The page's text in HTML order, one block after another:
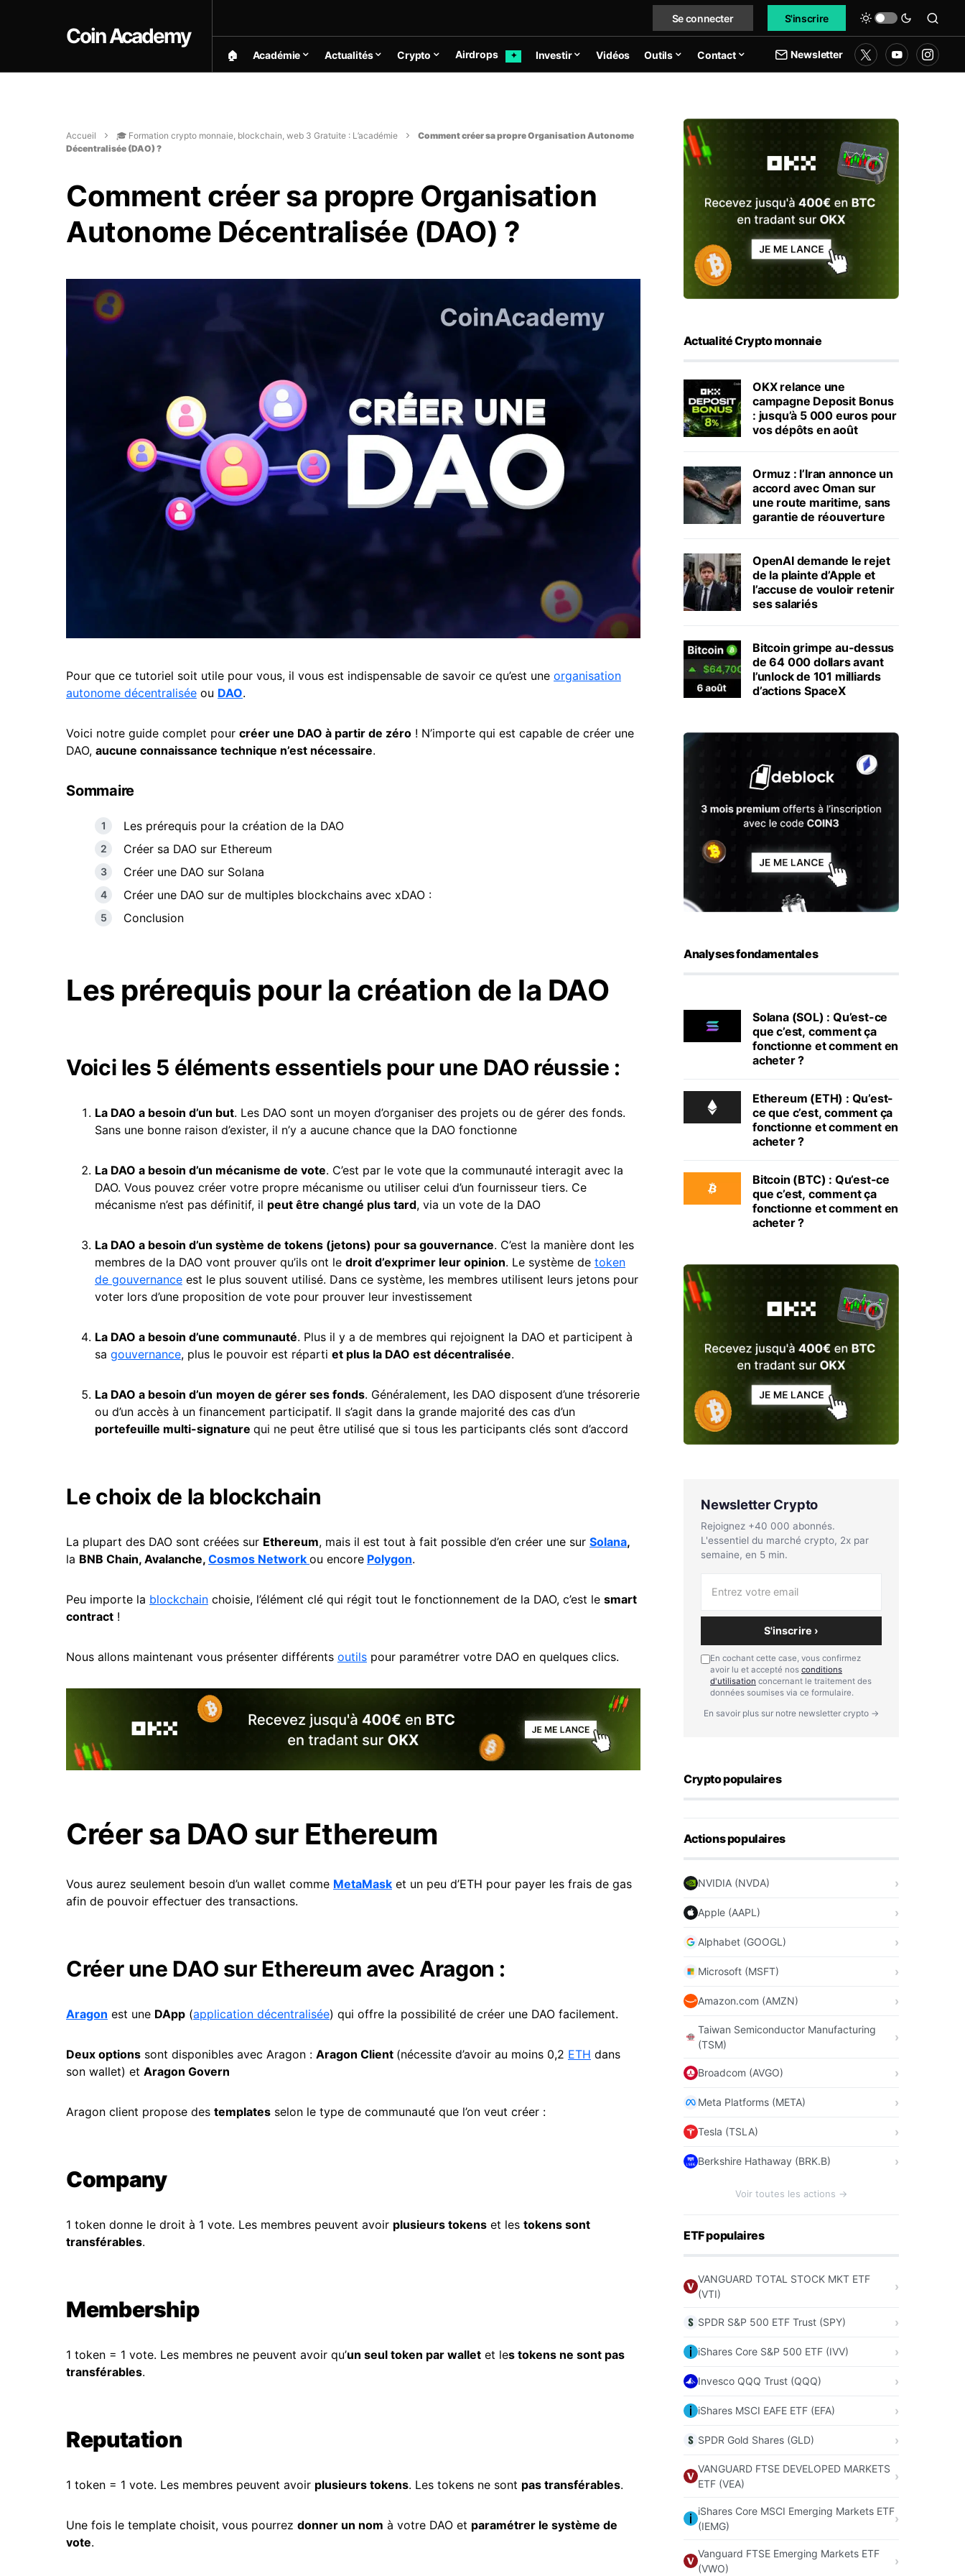
Coin Academy
Se connecter S'inscrire
🏠︎ Académie Actualités Crypto Airdrops ✦ Investir Vidéos Outils Contact Newsletter
Accueil 🎓 Formation crypto monnaie, blockchain, web 3 Gratuite : L’académie
Comment créer sa propre Organisation Autonome
Décentralisée (DAO) ?
Comment créer sa propre Organisation
Autonome Décentralisée (DAO) ?
Pour que ce tutoriel soit utile pour vous, il vous est indispensable de savoir ce qu’est une organisation
autonome décentralisée ou DAO.
Voici notre guide complet pour créer une DAO à partir de zéro ! N’importe qui est capable de créer une
DAO, aucune connaissance technique n’est nécessaire.
Sommaire
Les prérequis pour la création de la DAO
Créer sa DAO sur Ethereum
Créer une DAO sur Solana
Créer une DAO sur de multiples blockchains avec xDAO :
Conclusion
Les prérequis pour la création de la DAO
Voici les 5 éléments essentiels pour une DAO réussie :
La DAO a besoin d’un but. Les DAO sont un moyen d’organiser des projets ou de gérer des fonds.
Sans une bonne raison d’exister, il n’y a aucune chance que la DAO fonctionne
La DAO a besoin d’un mécanisme de vote. C’est par le vote que la communauté interagit avec la
DAO. Vous pouvez créer votre propre mécanisme ou utiliser celui d’un fournisseur tiers. Ce
mécanisme n’est pas définitif, il peut être changé plus tard, via un vote de la DAO
La DAO a besoin d’un système de tokens (jetons) pour sa gouvernance. C’est la manière dont les
membres de la DAO vont prouver qu’ils ont le droit d’exprimer leur opinion. Le système de token
de gouvernance est le plus souvent utilisé. Dans ce système, les membres utilisent leurs jetons pour
voter lors d’une proposition de vote pour prouver leur investissement
La DAO a besoin d’une communauté. Plus il y a de membres qui rejoignent la DAO et participent à
sa gouvernance, plus le pouvoir est réparti et plus la DAO est décentralisée.
La DAO a besoin d’un moyen de gérer ses fonds. Généralement, les DAO disposent d’une trésorerie
ou d’un accès à un financement participatif. Il s’agit dans la grande majorité des cas d’un
portefeuille multi-signature qui ne peut être utilisé que si tous les participants clés sont d’accord
Le choix de la blockchain
La plupart des DAO sont créées sur Ethereum, mais il est tout à fait possible d’en créer une sur Solana,
la BNB Chain, Avalanche, Cosmos Network ou encore Polygon.
Peu importe la blockchain choisie, l’élément clé qui régit tout le fonctionnement de la DAO, c’est le smart
contract !
Nous allons maintenant vous présenter différents outils pour paramétrer votre DAO en quelques clics.
Créer sa DAO sur Ethereum
Vous aurez seulement besoin d’un wallet comme MetaMask et un peu d’ETH pour payer les frais de gas
afin de pouvoir effectuer des transactions.
Créer une DAO sur Ethereum avec Aragon :
Aragon est une DApp (application décentralisée) qui offre la possibilité de créer une DAO facilement.
Deux options sont disponibles avec Aragon : Aragon Client (nécessite d’avoir au moins 0,2 ETH dans
son wallet) et Aragon Govern
Aragon client propose des templates selon le type de communauté que l’on veut créer :
Company
1 token donne le droit à 1 vote. Les membres peuvent avoir plusieurs tokens et les tokens sont
transférables.
Membership
1 token = 1 vote. Les membres ne peuvent avoir qu’un seul token par wallet et les tokens ne sont pas
transférables.
Reputation
1 token = 1 vote. Les membres peuvent avoir plusieurs tokens. Les tokens ne sont pas transférables.
Une fois le template choisit, vous pourrez donner un nom à votre DAO et paramétrer le système de
vote.
Actualité Crypto monnaie
OKX relance une
campagne Deposit Bonus
: jusqu’à 5 000 euros pour
vos dépôts en août
Ormuz : l’Iran annonce un
accord avec Oman sur
une route maritime, sans
garantie de réouverture
OpenAI demande le rejet
de la plainte d’Apple et
l’accuse de vouloir retenir
ses salariés
Bitcoin grimpe au-dessus
de 64 000 dollars avant
l’unlock de 101 milliards
d’actions SpaceX
Analyses fondamentales
Solana (SOL) : Qu’est-ce
que c’est, comment ça
fonctionne et comment en
acheter ?
Ethereum (ETH) : Qu’est-
ce que c’est, comment ça
fonctionne et comment en
acheter ?
Bitcoin (BTC) : Qu’est-ce
que c’est, comment ça
fonctionne et comment en
acheter ?
Newsletter Crypto
Rejoignez +40 000 abonnés.
L'essentiel du marché crypto, 2x par
semaine, en 5 min.
S'inscrire ›
En cochant cette case, vous confirmez
avoir lu et accepté nos conditions
d'utilisation concernant le traitement des
données soumises via ce formulaire.
En savoir plus sur notre newsletter crypto →
Crypto populaires
Actions populaires
NVIDIA (NVDA)
Apple (AAPL)
Alphabet (GOOGL)
Microsoft (MSFT)
Amazon.com (AMZN)
Taiwan Semiconductor Manufacturing
(TSM)
Broadcom (AVGO)
Meta Platforms (META)
Tesla (TSLA)
Berkshire Hathaway (BRK.B)
Voir toutes les actions →
ETF populaires
VANGUARD TOTAL STOCK MKT ETF
(VTI)
SPDR S&P 500 ETF Trust (SPY)
iShares Core S&P 500 ETF (IVV)
Invesco QQQ Trust (QQQ)
iShares MSCI EAFE ETF (EFA)
SPDR Gold Shares (GLD)
VANGUARD FTSE DEVELOPED MARKETS
ETF (VEA)
iShares Core MSCI Emerging Markets ETF
(IEMG)
Vanguard FTSE Emerging Markets ETF
(VWO)